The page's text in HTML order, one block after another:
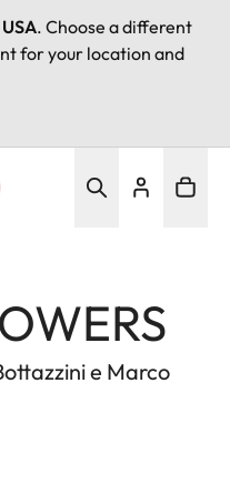
USA. Choose a different
for your location and
e Marco